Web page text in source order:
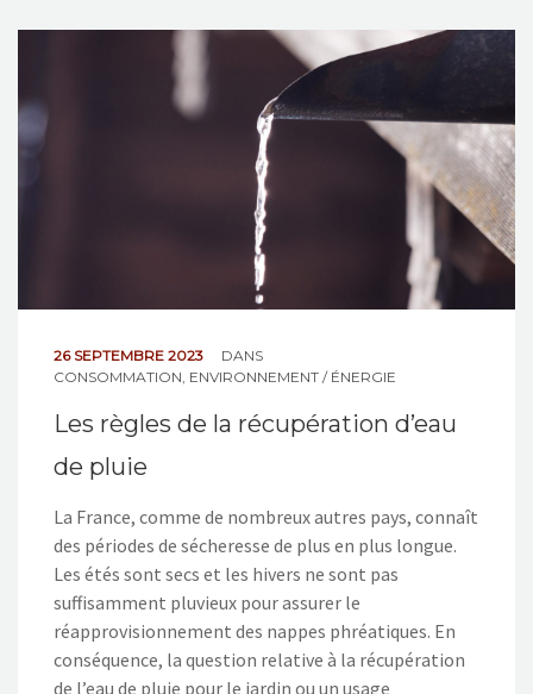
26 SEPTEMBRE 2023
DANS
CONSOMMATION, ENVIRONNEMENT / ÉNERGIE
Les règles de la récupération d’eau
de pluie
La France, comme de nombreux autres pays, connaît
des périodes de sécheresse de plus en plus longue.
Les étés sont secs et les hivers ne sont pas
suffisamment pluvieux pour assurer le
réapprovisionnement des nappes phréatiques. En
conséquence, la question relative à la récupération
de l’eau de pluie pour le jardin ou un usage